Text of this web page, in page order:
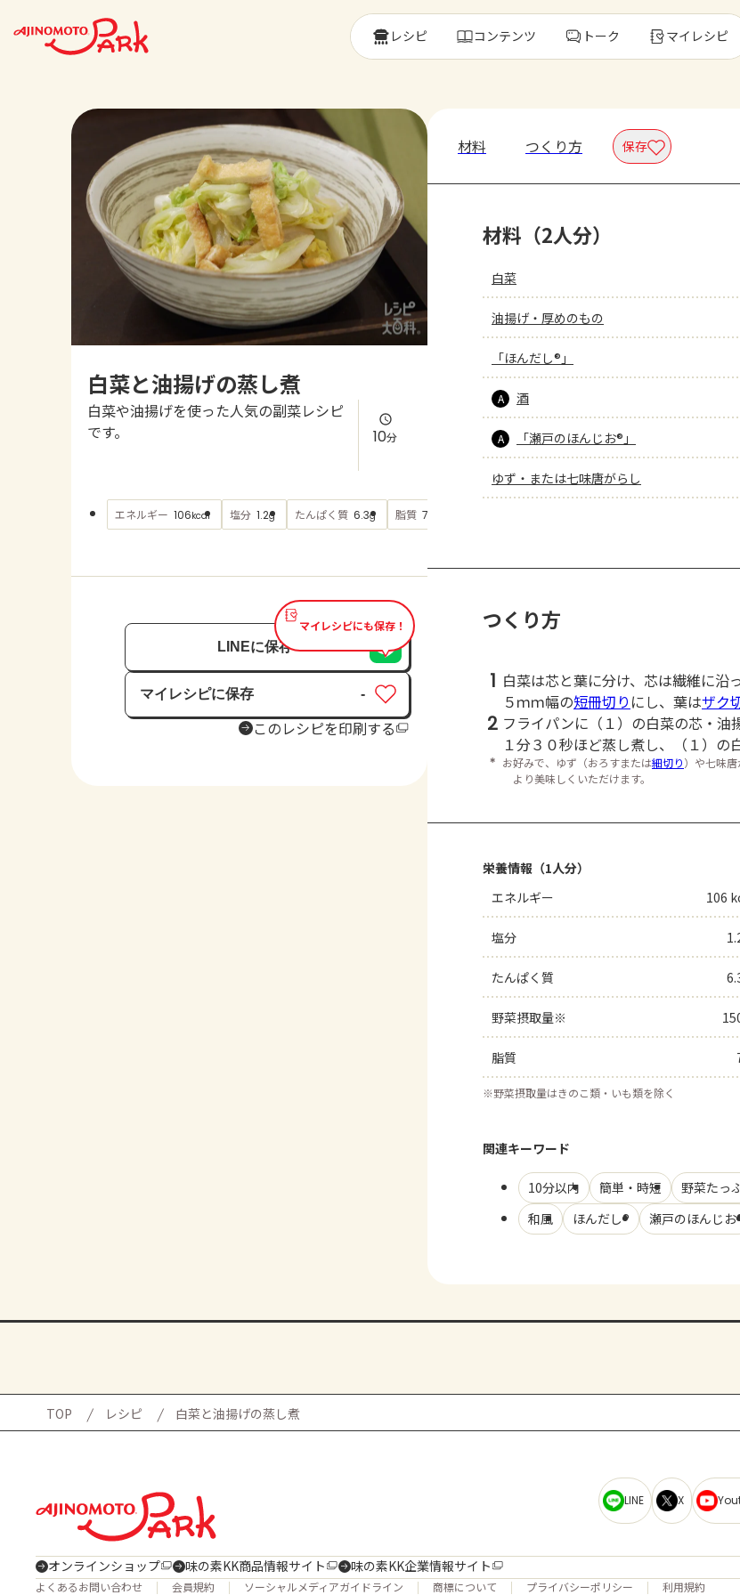
レシピ コンテンツ トーク マイレシピ
白菜と油揚げの蒸し煮
白菜や油揚げを使った人気の副菜レシピ
です。
10分
エネルギー 106kcal 塩分 1.2g たんぱく質 6.3g 脂質 7
マイレシピにも保存！
LINEに保存
マイレシピに保存
保存済み
-
このレシピを印刷する
材料 つくり方 保存
材料（2人分）
白菜
油揚げ・厚めのもの
「ほんだし®」
A 酒
A 「瀬戸のほんじお®」
ゆず・または七味唐がらし
つくり方
1 白菜は芯と葉に分け、芯は繊維に沿
５ｍｍ幅の短冊切り にし、葉はザク
2 フライパンに（１）の白菜の芯・油
１分３０秒ほど蒸し煮し、（１）の
＊ お好みで、ゆず（おろすまたは細切り）や七味唐
より美味しくいただけます。
栄養情報（1人分）
エネルギー
106
塩分
たんぱく質
野菜摂取量※
脂質
※野菜摂取量はきのこ類・いも類を除く
関連キーワード
10分以内 簡単・時短 野菜たっ
和風
ほんだし® 瀬戸のほんじお
TOP レシピ 白菜と油揚げの蒸し煮
LINE X
オンラインショップ 味の素KK商品情報サイト 味の素KK企業情報サイト
よくあるお問い合わせ 会員規約 ソーシャルメディアガイドライン 商標について プライバシーポリシー 利用規約